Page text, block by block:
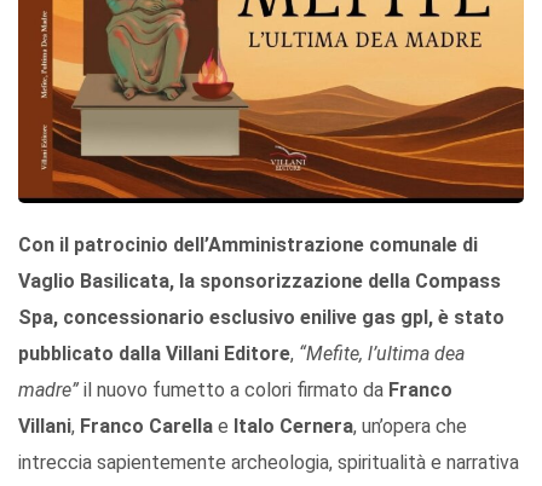
Con il patrocinio dell’Amministrazione comunale di
Vaglio Basilicata, la sponsorizzazione della Compass
Spa, concessionario esclusivo enilive gas gpl, è stato
pubblicato dalla Villani Editore, “Mefite, l’ultima dea
madre” il nuovo fumetto a colori firmato da Franco
Villani, Franco Carella e Italo Cernera, un’opera che
intreccia sapientemente archeologia, spiritualità e narrativa